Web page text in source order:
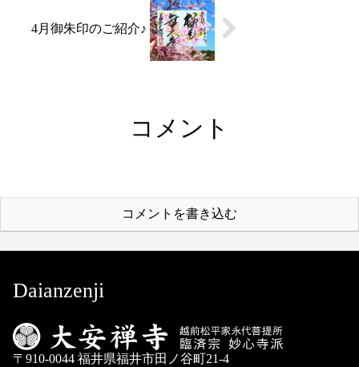
4月御朱印のご紹介♪
コメント
コメントを書き込む
Daianzenji
〒910-0044 福井県福井市田ノ谷町21-4